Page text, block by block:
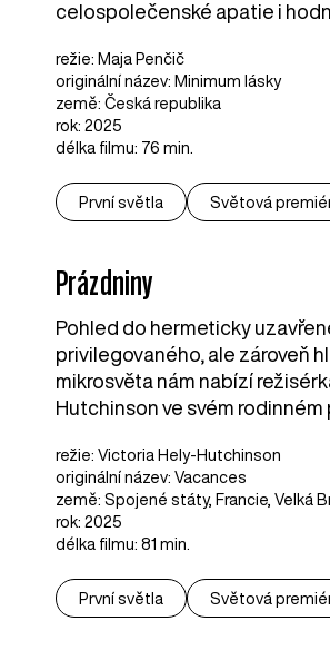
celospolečenské apatie i
režie: Maja Penčič
originální název: Minimum lásky
země: Česká republika
rok: 2025
délka filmu: 76 min.
První světla Světová
Prázdniny
Pohled do hermeticky
privilegovaného, ale zároveň
mikrosvěta nám nabízí
Hutchinson ve svém rodinném
režie: Victoria Hely-Hutchinson
originální název: Vacances
země: Spojené státy, Francie, Velká
rok: 2025
délka filmu: 81 min.
První světla Světová